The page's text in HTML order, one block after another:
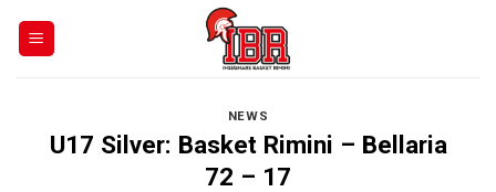
NEWS
U17 Silver: Basket Rimini – Bellaria
72 – 17